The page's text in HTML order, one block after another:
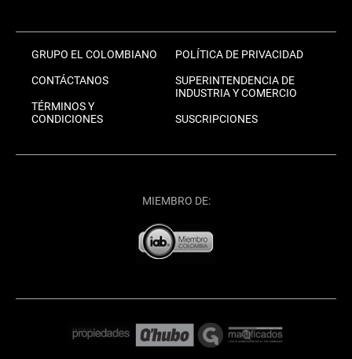
GRUPO EL COLOMBIANO
CONTÁCTANOS
TÉRMINOS Y
CONDICIONES
POLÍTICA DE PRIVACIDAD
SUPERINTENDENCIA DE
INDUSTRIA Y COMERCIO
SUSCRIPCIONES
MIEMBRO DE: